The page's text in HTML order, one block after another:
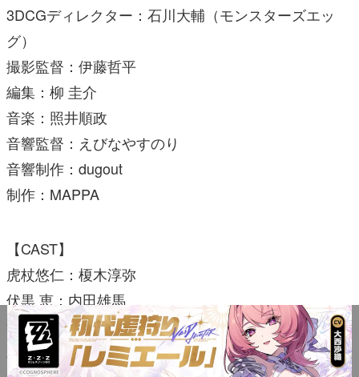
3DCGディレクター：石川大輔（モンスターズエッ
グ）
撮影監督：伊藤哲平
編集：柳 圭介
音楽：照井順政
音響監督：えびなやすのり
音響制作：dugout
制作：MAPPA
【CAST】
虎杖悠仁：榎木淳弥
伏黒 恵：内田雄馬
釘崎野薔薇：瀬戸麻沙美
五条 悟：中村悠一